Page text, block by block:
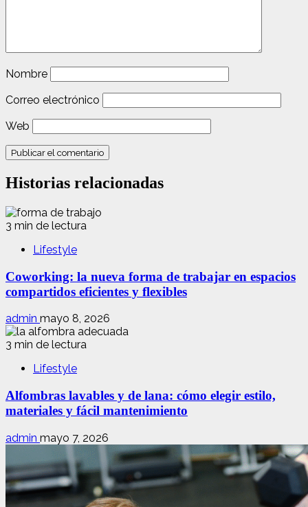
Nombre
Correo electrónico
Web
Historias relacionadas
3 min de lectura
Lifestyle
Coworking: la nueva forma de trabajar en espacios
compartidos eficientes y flexibles
admin mayo 8, 2026
3 min de lectura
Lifestyle
Alfombras lavables y de lana: cómo elegir estilo,
materiales y fácil mantenimiento
admin mayo 7, 2026